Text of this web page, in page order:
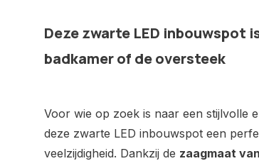
Deze zwarte LED inbouwspot
badkamer of de oversteek
Voor wie op zoek is naar een stijlvolle
deze zwarte LED inbouwspot een
veelzijdigheid. Dankzij de zaagmaat